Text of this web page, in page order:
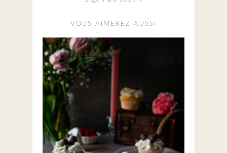
VOUS AIMEREZ AUSSI